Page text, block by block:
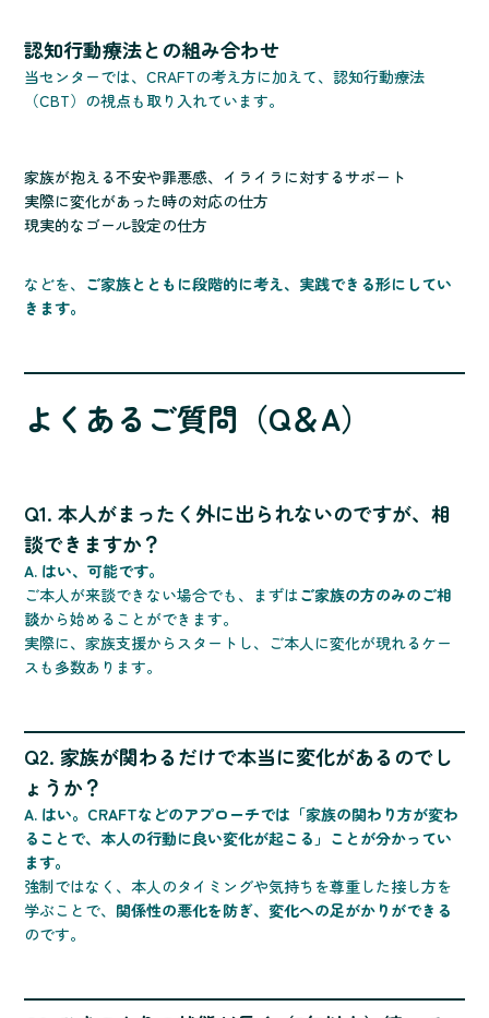
認知行動療法との組み合わせ
当センターでは、CRAFTの考え方に加えて、認知行動療法
（CBT）の視点も取り入れています。
家族が抱える不安や罪悪感、イライラに対するサポート
実際に変化があった時の対応の仕方
現実的なゴール設定の仕方
などを、 ご家族とともに段階的に考え、実践できる形にしてい
きます。
よくあるご質問（Q＆A）
Q1. 本人がまったく外に出られないのですが、相
談できますか？
A. はい、可能です。
ご本人が来談できない場合でも、まずはご家族の方のみのご相
談から始めることができます。
実際に、家族支援からスタートし、ご本人に変化が現れるケー
スも多数あります。
Q2. 家族が関わるだけで本当に変化があるのでし
ょうか？
A. はい。CRAFTなどのアプローチでは「家族の関わり方が変わ
ることで、本人の行動に良い変化が起こる」ことが分かってい
ます。
強制ではなく、本人のタイミングや気持ちを尊重した接し方を
学ぶことで、 関係性の悪化を防ぎ、変化への足がかりができる
のです。